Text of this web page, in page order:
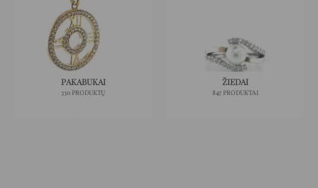
PAKABUKAI
330 PRODUKTŲ
ŽIEDAI
847 PRODUKTAI